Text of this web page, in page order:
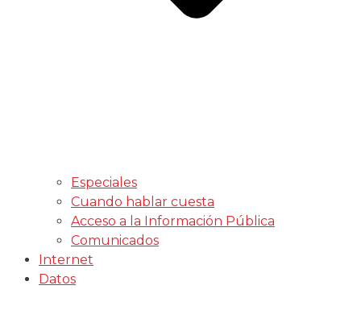
Especiales
Cuando hablar cuesta
Acceso a la Información Pública
Comunicados
Internet
Datos